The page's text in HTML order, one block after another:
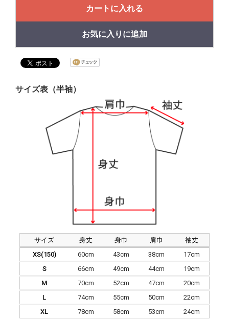
カートに入れる
お気に入りに追加
サイズ表（半袖）
サイズ 身丈 身巾 肩巾
袖丈
XS(150)
60cm 43cm 38cm
17cm
S
66cm 49cm 44cm
19cm
M
70cm 52cm 47cm
20cm
L
74cm 55cm 50cm
22cm
XL
78cm 58cm 53cm 24cm